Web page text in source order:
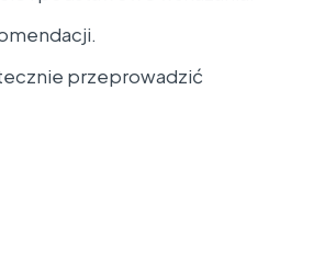
przeprowadzić